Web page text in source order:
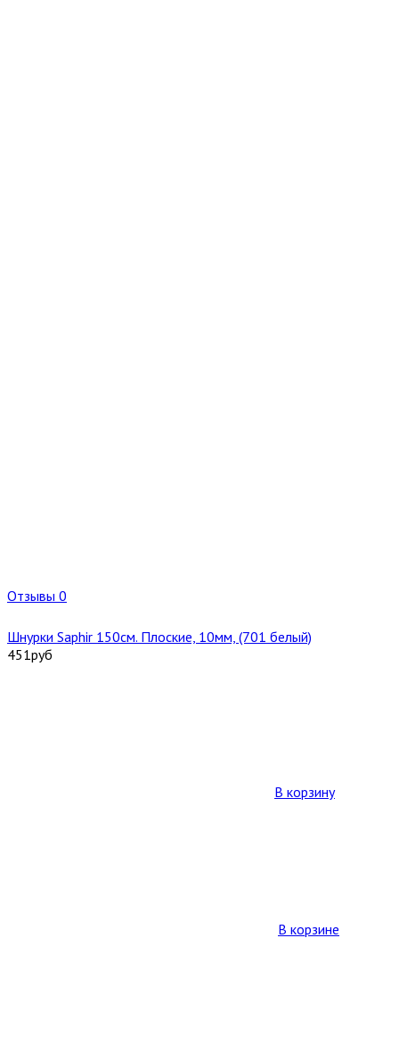
Отзывы 0
Шнурки Saphir 150см. Плоские, 10мм, (701 белый)
451руб
В корзину
В корзине